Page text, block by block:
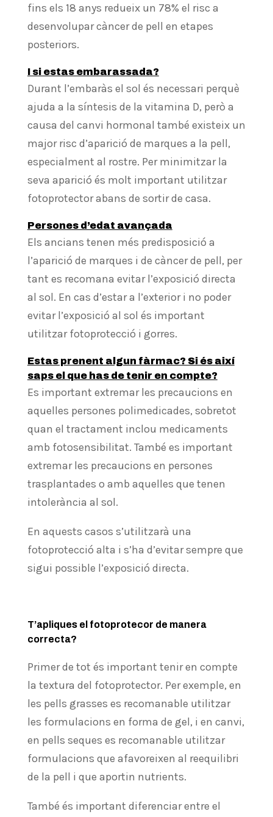
fins els 18 anys redueix un 78% el risc a
desenvolupar càncer de pell en etapes
posteriors.
I si estas embarassada?
Durant l’embaràs el sol és necessari perquè
ajuda a la síntesis de la vitamina D, però a
causa del canvi hormonal també existeix un
major risc d’aparició de marques a la pell,
especialment al rostre. Per minimitzar la
seva aparició és molt important utilitzar
fotoprotector abans de sortir de casa.
Persones d’edat avançada
Els ancians tenen més predisposició a
l’aparició de marques i de càncer de pell, per
tant es recomana evitar l’exposició directa
al sol. En cas d’estar a l’exterior i no poder
evitar l’exposició al sol és important
utilitzar fotoprotecció i gorres.
Estas prenent algun fàrmac? Si és així
saps el que has de tenir en compte?
Es important extremar les precaucions en
aquelles persones polimedicades, sobretot
quan el tractament inclou medicaments
amb fotosensibilitat. També es important
extremar les precaucions en persones
trasplantades o amb aquelles que tenen
intolerància al sol.
En aquests casos s’utilitzarà una
fotoprotecció alta i s’ha d’evitar sempre que
sigui possible l’exposició directa.
T’apliques el fotoprotecor de manera
correcta?
Primer de tot és important tenir en compte
la textura del fotoprotector. Per exemple, en
les pells grasses es recomanable utilitzar
les formulacions en forma de gel, i en canvi,
en pells seques es recomanable utilitzar
formulacions que afavoreixen al reequilibri
de la pell i que aportin nutrients.
També és important diferenciar entre el